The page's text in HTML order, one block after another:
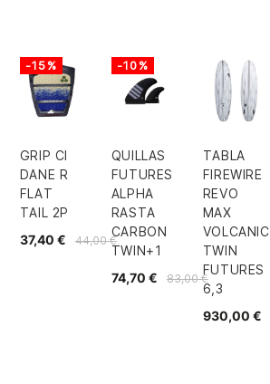
GRIP CI
DANE R
FLAT
TAIL 2P
44,00 €
37,40 €
-15%
QUILLAS
FUTURES
ALPHA
RASTA
CARBON
TWIN+1
83,00 €
74,70 €
-10%
TABLA
FIREWIRE
REVO
MAX
VOLCANIC
TWIN
FUTURES
6,3
930,00 €